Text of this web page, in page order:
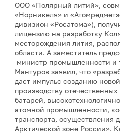
ООО «Полярный литий»,
«Норникеля» и
дивизион «Росатома»),
лицензию на разработку
месторождения лития,
области. А заместитель
министр промышленности и
Мантуров заявил, что
даст импульс созданию
производству
батарей,
атомной промышленности,
транспорта, осуществления
Арктической зоне России».